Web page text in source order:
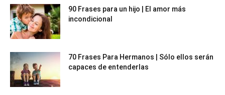
90 Frases para un hijo | El amor más
incondicional
70 Frases Para Hermanos | Sólo ellos serán
capaces de entenderlas